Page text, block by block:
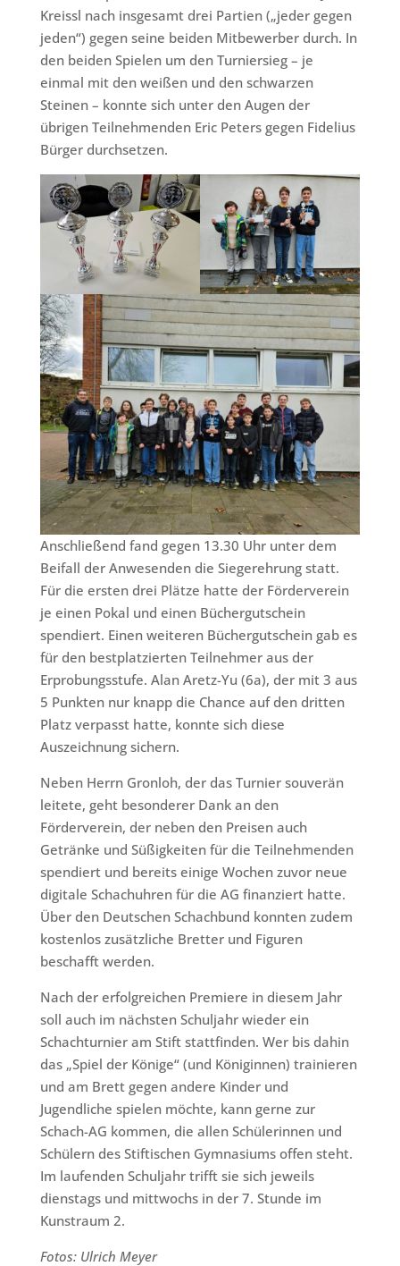
Kreissl nach insgesamt drei Partien („jeder gegen
jeden“) gegen seine beiden Mitbewerber durch. In
den beiden Spielen um den Turniersieg – je
einmal mit den weißen und den schwarzen
Steinen – konnte sich unter den Augen der
übrigen Teilnehmenden Eric Peters gegen Fidelius
Bürger durchsetzen.
Anschließend fand gegen 13.30 Uhr unter dem
Beifall der Anwesenden die Siegerehrung statt.
Für die ersten drei Plätze hatte der Förderverein
je einen Pokal und einen Büchergutschein
spendiert. Einen weiteren Büchergutschein gab es
für den bestplatzierten Teilnehmer aus der
Erprobungsstufe. Alan Aretz-Yu (6a), der mit 3 aus
5 Punkten nur knapp die Chance auf den dritten
Platz verpasst hatte, konnte sich diese
Auszeichnung sichern.
Neben Herrn Gronloh, der das Turnier souverän
leitete, geht besonderer Dank an den
Förderverein, der neben den Preisen auch
Getränke und Süßigkeiten für die Teilnehmenden
spendiert und bereits einige Wochen zuvor neue
digitale Schachuhren für die AG finanziert hatte.
Über den Deutschen Schachbund konnten zudem
kostenlos zusätzliche Bretter und Figuren
beschafft werden.
Nach der erfolgreichen Premiere in diesem Jahr
soll auch im nächsten Schuljahr wieder ein
Schachturnier am Stift stattfinden. Wer bis dahin
das „Spiel der Könige“ (und Königinnen) trainieren
und am Brett gegen andere Kinder und
Jugendliche spielen möchte, kann gerne zur
Schach-AG kommen, die allen Schülerinnen und
Schülern des Stiftischen Gymnasiums offen steht.
Im laufenden Schuljahr trifft sie sich jeweils
dienstags und mittwochs in der 7. Stunde im
Kunstraum 2.
Fotos: Ulrich Meyer